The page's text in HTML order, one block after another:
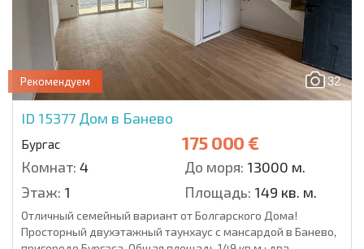
32
Рекомендуем
ID 15377 Дом в Банево
Бургас 175 000 €
Комнат: 4 До моря: 13000 м.
Этаж: 1 Площадь: 149 кв. м.
Отличный семейный вариант от Болгарского Дома!
Просторный двухэтажный таунхаус с мансардой в Банево,